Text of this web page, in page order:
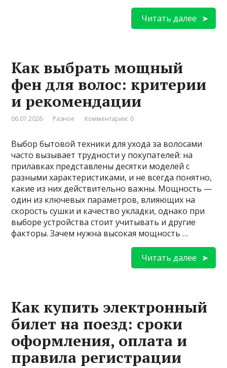
Читать далее
Как выбрать мощный
фен для волос: критерии
и рекомендации
06.07.2026 Разное Комментарии: 0
Выбор бытовой техники для ухода за волосами
часто вызывает трудности у покупателей: на
прилавках представлены десятки моделей с
разными характеристиками, и не всегда понятно,
какие из них действительно важны. Мощность —
один из ключевых параметров, влияющих на
скорость сушки и качество укладки, однако при
выборе устройства стоит учитывать и другие
факторы. Зачем нужна высокая мощность …
Читать далее
Как купить электронный
билет на поезд: сроки
оформления, оплата и
правила регистрации